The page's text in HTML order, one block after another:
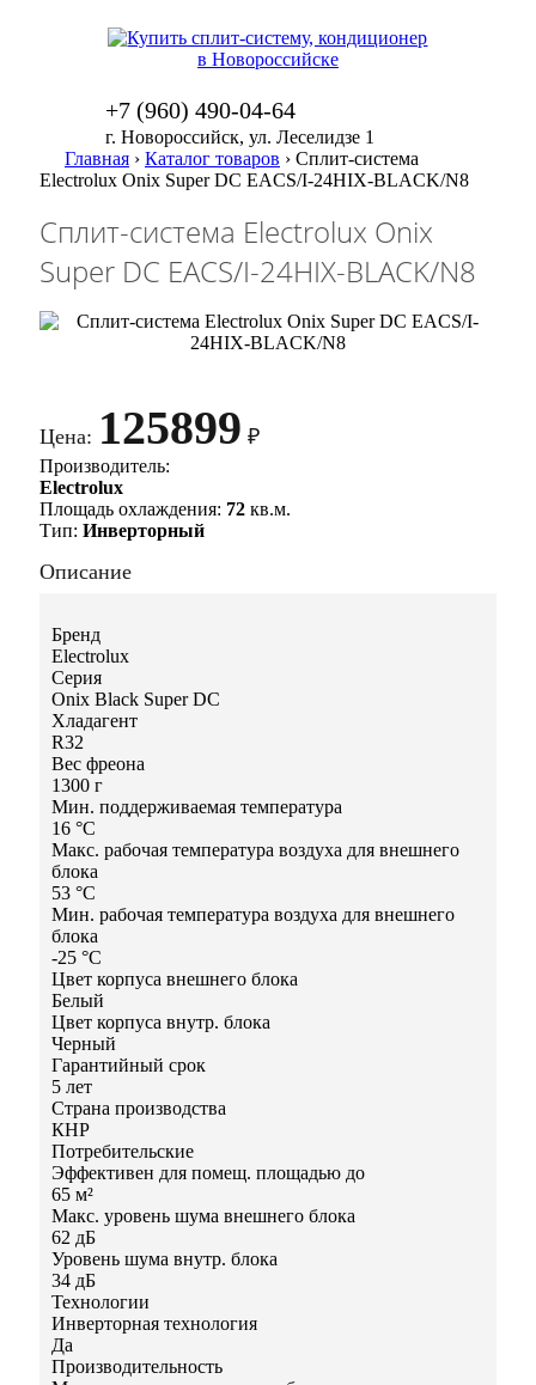
+7 (960) 490-04-64
г. Новороссийск, ул. Леселидзе 1
Главная › Каталог товаров › Сплит-система
Electrolux Onix Super DC EACS/I-24HIX-BLACK/N8
Сплит-система Electrolux Onix
Super DC EACS/I-24HIX-BLACK/N8
Цена: 125899 ₽
Производитель:
Electrolux
Площадь охлаждения: 72 кв.м.
Тип: Инверторный
Описание
Бренд
Electrolux
Серия
Onix Black Super DC
Хладагент
R32
Вес фреона
1300 г
Мин. поддерживаемая температура
16 °С
Макс. рабочая температура воздуха для внешнего
блока
53 °С
Мин. рабочая температура воздуха для внешнего
блока
-25 °С
Цвет корпуса внешнего блока
Белый
Цвет корпуса внутр. блока
Черный
Гарантийный срок
5 лет
Страна производства
КНР
Потребительские
Эффективен для помещ. площадью до
65 м²
Макс. уровень шума внешнего блока
62 дБ
Уровень шума внутр. блока
34 дБ
Технологии
Инверторная технология
Да
Производительность